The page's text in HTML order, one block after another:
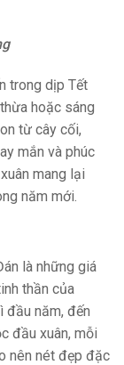
trong dịp Tết
hoặc sáng
từ cây cối,
mắn và phúc
mang lại
năm mới.
là những giá
thần của
đầu năm, đến
đầu xuân, mỗi
nên nét đẹp đặc